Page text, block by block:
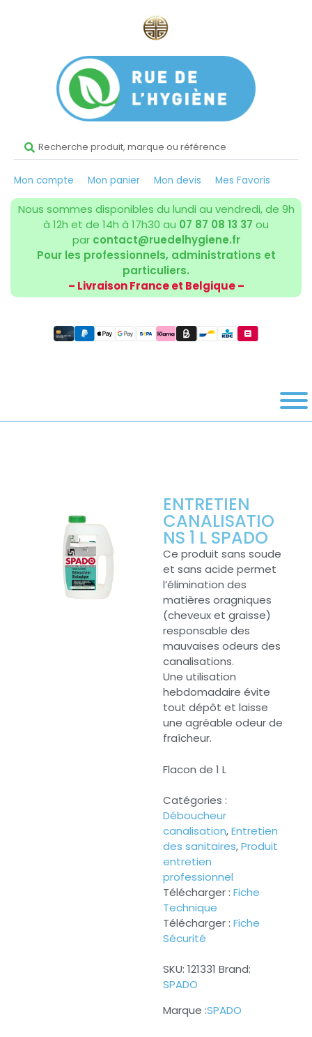
Mon compte Mon panier Mon devis Mes Favoris
Nous sommes disponibles du lundi au vendredi, de 9h
à 12h et de 14h à 17h30 au 07 87 08 13 37 ou
par contact@ruedelhygiene.fr
Pour les professionnels, administrations et
particuliers.
– Livraison France et Belgique –
ENTRETIEN
CANALISATIO
NS 1 L SPADO
Ce produit sans soude
et sans acide permet
l’élimination des
matières oragniques
(cheveux et graisse)
responsable des
mauvaises odeurs des
canalisations.
Une utilisation
hebdomadaire évite
tout dépôt et laisse
une agréable odeur de
fraîcheur.
Flacon de 1 L
Catégories :
Déboucheur
canalisation,Entretien
des sanitaires,Produit
entretien
professionnel
Télécharger : Fiche
Technique
Télécharger : Fiche
Sécurité
SKU: 121331 Brand:
SPADO
SPADO